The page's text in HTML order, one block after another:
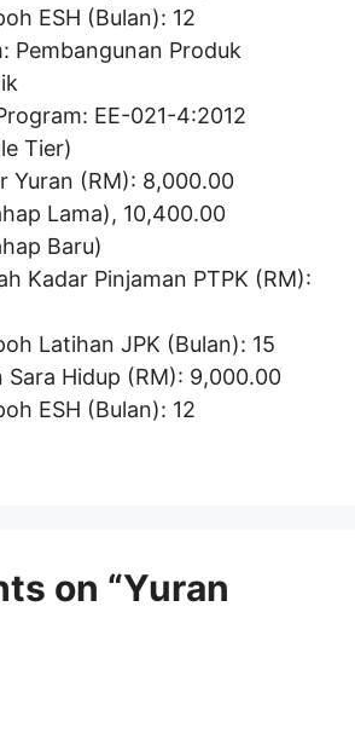
ESH (Bulan): 12
Pembangunan Produk
EE-021-4:2012
Tier)
Yuran (RM): 8,000.00
Lama), 10,400.00
Baru)
Kadar Pinjaman PTPK (RM):
Latihan JPK (Bulan): 15
Sara Hidup (RM): 9,000.00
ESH (Bulan): 12
on “Yuran